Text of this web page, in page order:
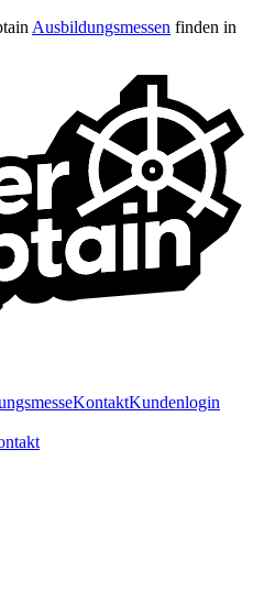
Ausbildungsmessen finden in
KontaktKundenlogin